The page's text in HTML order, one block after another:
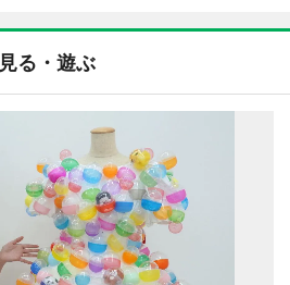
見る・遊ぶ